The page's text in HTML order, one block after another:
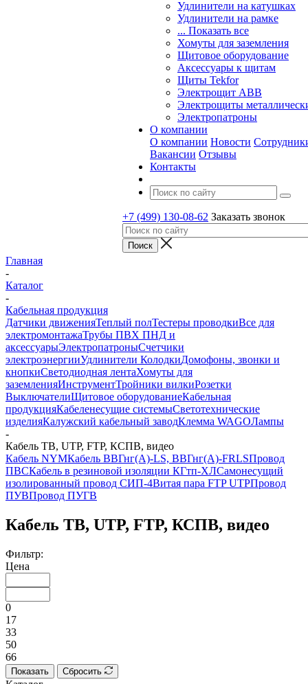
Удлинители на катушках
Удлинители на рамке
... Показать все
Хомуты для заземления
Щитовое оборудование
Аксессуары к щитам
Щиты Tekfor
Электрощит АВВ
Электрощиты
Электропатроны
О компании
О компании Новости
Вакансии Отзывы
Контакты
+7 (499) 130-08-62 Заказать звонок
Главная
-
Каталог
-
Кабельная продукция
Датчики движенияТеплый полТестеры проводкиВсе для
электромонтажаТрубы ПВХ ПНД и
аксессуарыЭлектропатроныСчетчики
электроэнергииУдлинители КолодкиДомофоны, звонки и
кнопкиСветодиодная лентаХомуты для
заземленияИнструментТройники вилкиРозетки
ВыключателиЩитовое оборудованиеКабельная
продукцияКабеленесущие системыСветотехнические
изделияКалужский кабельный заводКлемма WAGOЛампы
-
Кабель ТВ, UTP, FTP, КСПВ, видео
Кабель NYMКабель ВВГнг(А)-LS, ВВГнг(А)-FRLSПровод
ПВСКабель в резиновой изоляции КГтп-ХЛСамонесущий
изолированный провод СИП-4Витая пара FTP UTPПровод
ПУВПровод ПУГВ
Кабель ТВ, UTP, FTP, КСПВ, видео
Фильтр:
Цена
0
17
33
50
66
Показать Сбросить